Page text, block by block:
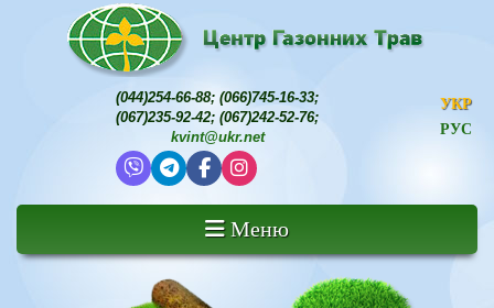
(044)254-66-88; (066)745-16-33;
(067)235-92-42; (067)242-52-76;
kvint@ukr.net
УКР
РУС
Меню